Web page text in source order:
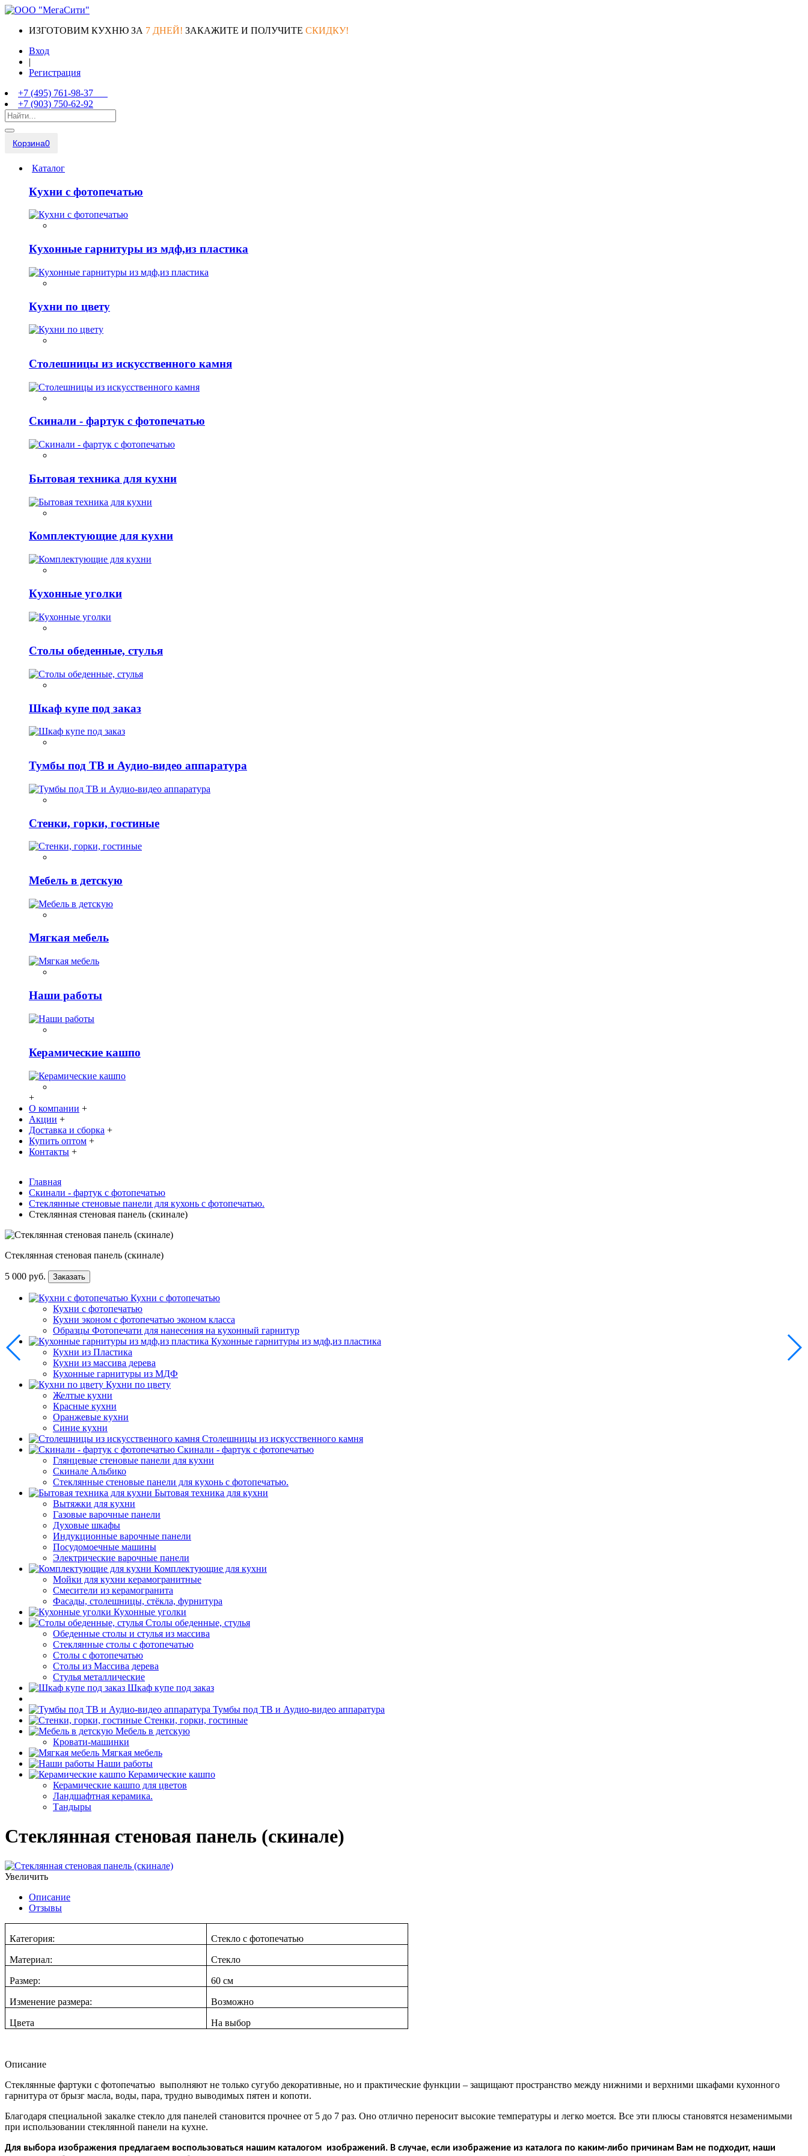
ИЗГОТОВИМ КУХНЮ ЗА 7 ДНЕЙ! ЗАКАЖИТЕ И ПОЛУЧИТЕ СКИДКУ!
Вход
|
Регистрация
+7 (495) 761-98-37
+7 (903) 750-62-92
Корзина0
Каталог
Кухни с фотопечатью
Кухонные гарнитуры из мдф,из пластика
Кухни по цвету
Столешницы из искусственного камня
Скинали - фартук с фотопечатью
Бытовая техника для кухни
Комплектующие для кухни
Кухонные уголки
Столы обеденные, стулья
Шкаф купе под заказ
Тумбы под ТВ и Аудио-видео аппаратура
Стенки, горки, гостиные
Мебель в детскую
Мягкая мебель
Наши работы
Керамические кашпо
+
О компании +
Акции +
Доставка и сборка +
Купить оптом +
Контакты +
Главная
Скинали - фартук с фотопечатью
Стеклянные стеновые панели для кухонь с фотопечатью.
Стеклянная стеновая панель (скинале)
Стеклянная стеновая панель (скинале)
5 000 руб. Заказать
Кухни с фотопечатью
Кухни с фотопечатью
Кухни эконом с фотопечатью эконом класса
Образцы Фотопечати для нанесения на кухонный гарнитур
Кухонные гарнитуры из мдф,из пластика
Кухни из Пластика
Кухни из массива дерева
Кухонные гарнитуры из МДФ
Кухни по цвету
Желтые кухни
Красные кухни
Оранжевые кухни
Синие кухни
Столешницы из искусственного камня
Скинали - фартук с фотопечатью
Глянцевые стеновые панели для кухни
Скинале Альбико
Стеклянные стеновые панели для кухонь с фотопечатью.
Бытовая техника для кухни
Вытяжки для кухни
Газовые варочные панели
Духовые шкафы
Индукционные варочные панели
Посудомоечные машины
Электрические варочные панели
Комплектующие для кухни
Мойки для кухни керамогранитные
Смесители из керамогранита
Фасады, столешницы, стёкла, фурнитура
Кухонные уголки
Столы обеденные, стулья
Обеденные столы и стулья из массива
Стеклянные столы с фотопечатью
Столы с фотопечатью
Столы из Массива дерева
Стулья металлические
Шкаф купе под заказ
Тумбы под ТВ и Аудио-видео аппаратура
Стенки, горки, гостиные
Мебель в детскую
Кровати-машинки
Мягкая мебель
Наши работы
Керамические кашпо
Керамические кашпо для цветов
Ландшафтная керамика.
Тандыры
Стеклянная стеновая панель (скинале)
Увеличить
Описание
Отзывы
Категория: Стекло с фотопечатью
Материал: Стекло
Размер: 60 см
Изменение размера: Возможно
Цвета На выбор
Описание
Стеклянные фартуки с фотопечатью выполняют не только сугубо декоративные, но и практические функции – защищают пространство между нижними и верхними шкафами кухонного
гарнитура от брызг масла, воды, пара, трудно выводимых пятен и копоти.
Благодаря специальной закалке стекло для панелей становится прочнее от 5 до 7 раз. Оно отлично переносит высокие температуры и легко моется. Все эти плюсы становятся незаменимыми
при использовании стеклянной панели на кухне.
Для выбора изображения предлагаем воспользоваться нашим каталогом изображений. В случае, если изображение из каталога по каким-либо причинам Вам не подходит, наши